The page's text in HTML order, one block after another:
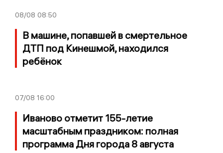
08/08 08:50
В машине, попавшей в смертельное
ДТП под Кинешмой, находился
ребёнок
07/08 16:00
Иваново отметит 155-летие
масштабным праздником: полная
программа Дня города 8 августа